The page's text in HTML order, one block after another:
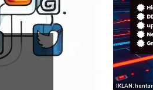
IKLAN.